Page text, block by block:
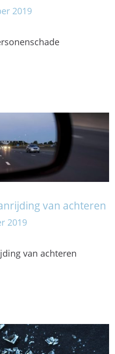
2019
van achteren
2019
van achteren